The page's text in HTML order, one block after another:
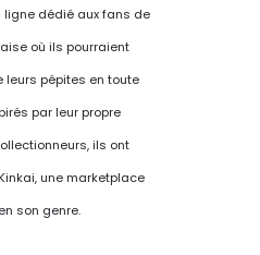
ligne dédié aux fans de
où ils pourraient
leurs pépites en toute
par leur propre
ils ont
une marketplace
son genre.